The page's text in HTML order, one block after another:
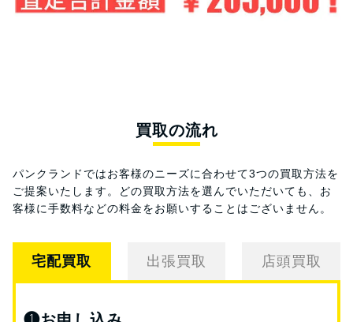
買取の流れ
パンクランドではお客様のニーズに合わせて3つの買取方法を
ご提案いたします。
どの買取方法を選んでいただいても、お
客様に手数料などの料金をお願いすることはございません。
宅配買取 出張買取 店頭買取